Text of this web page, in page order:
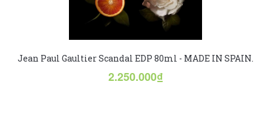
Jean Paul Gaultier Scandal EDP 80ml - MADE IN SPAIN.
2.250.000₫